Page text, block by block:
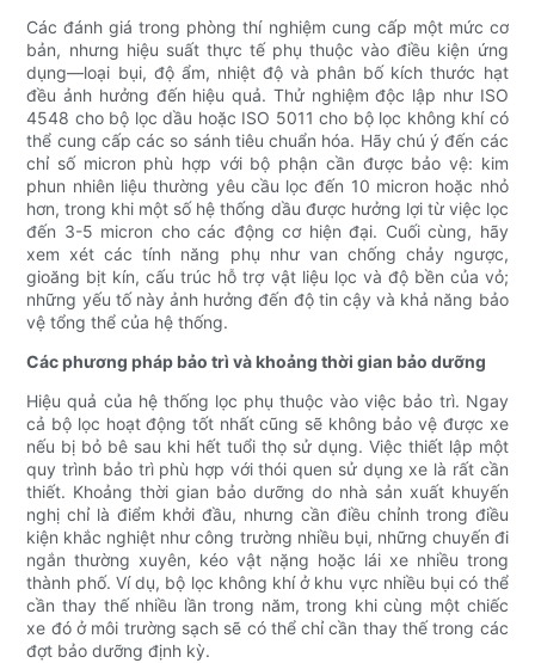
Các đánh giá trong phòng thí nghiệm cung cấp một mức cơ
bản, nhưng hiệu suất thực tế phụ thuộc vào điều kiện ứng
dụng—loại bụi, độ ẩm, nhiệt độ và phân bố kích thước hạt
đều ảnh hưởng đến hiệu quả. Thử nghiệm độc lập như ISO
4548 cho bộ lọc dầu hoặc ISO 5011 cho bộ lọc không khí có
thể cung cấp các so sánh tiêu chuẩn hóa. Hãy chú ý đến các
chỉ số micron phù hợp với bộ phận cần được bảo vệ: kim
phun nhiên liệu thường yêu cầu lọc đến 10 micron hoặc nhỏ
hơn, trong khi một số hệ thống dầu được hưởng lợi từ việc lọc
đến 3-5 micron cho các động cơ hiện đại. Cuối cùng, hãy
xem xét các tính năng phụ như van chống chảy ngược,
gioăng bịt kín, cấu trúc hỗ trợ vật liệu lọc và độ bền của vỏ;
những yếu tố này ảnh hưởng đến độ tin cậy và khả năng bảo
vệ tổng thể của hệ thống.
Các phương pháp bảo trì và khoảng thời gian bảo dưỡng
Hiệu quả của hệ thống lọc phụ thuộc vào việc bảo trì. Ngay
cả bộ lọc hoạt động tốt nhất cũng sẽ không bảo vệ được xe
nếu bị bỏ bê sau khi hết tuổi thọ sử dụng. Việc thiết lập một
quy trình bảo trì phù hợp với thói quen sử dụng xe là rất cần
thiết. Khoảng thời gian bảo dưỡng do nhà sản xuất khuyến
nghị chỉ là điểm khởi đầu, nhưng cần điều chỉnh trong điều
kiện khắc nghiệt như công trường nhiều bụi, những chuyến đi
ngắn thường xuyên, kéo vật nặng hoặc lái xe nhiều trong
thành phố. Ví dụ, bộ lọc không khí ở khu vực nhiều bụi có thể
cần thay thế nhiều lần trong năm, trong khi cùng một chiếc
xe đó ở môi trường sạch sẽ có thể chỉ cần thay thế trong các
đợt bảo dưỡng định kỳ.